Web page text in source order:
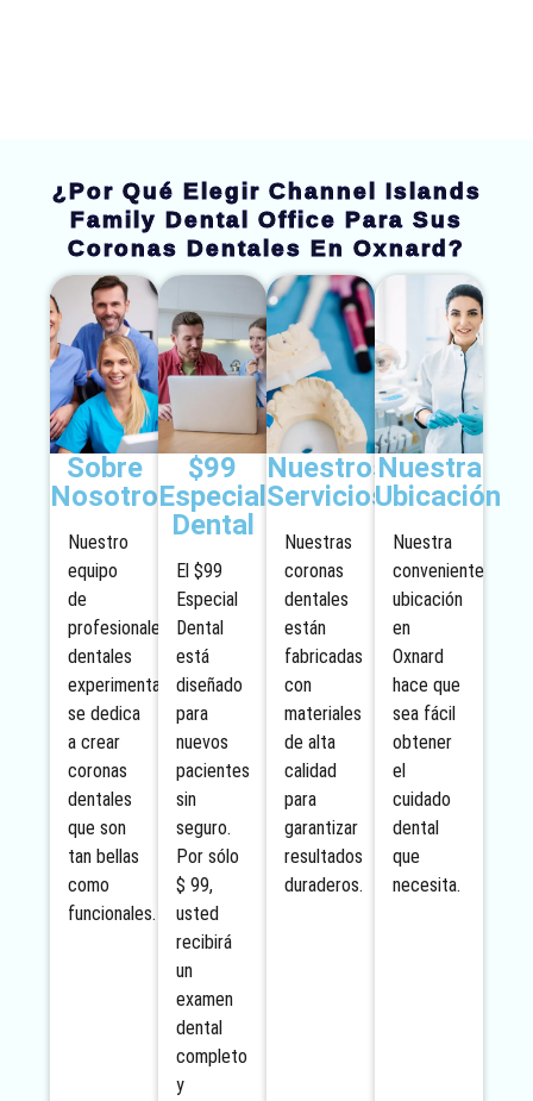
¿Por Qué Elegir Channel Islands
Family Dental Office Para Sus
Coronas Dentales En Oxnard?
Sobre
Nosotros
Nuestro
equipo
de
profesionales
dentales
experimentados
se dedica
a crear
coronas
dentales
que son
tan bellas
como
funcionales.
$99
Especial
Dental
El $99
Especial
Dental
está
diseñado
para
nuevos
pacientes
sin
seguro.
Por sólo
$ 99,
usted
recibirá
un
examen
dental
completo
y
Nuestros
Servicios
Nuestras
coronas
dentales
están
fabricadas
con
materiales
de alta
calidad
para
garantizar
resultados
duraderos.
Nuestra
Ubicación
Nuestra
conveniente
ubicación
en
Oxnard
hace que
sea fácil
obtener
el
cuidado
dental
que
necesita.